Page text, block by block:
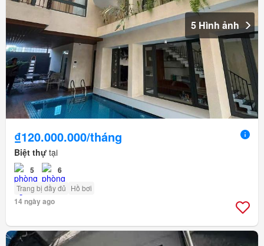
5 Hình ảnh
₫120.000.000/tháng
Biệt thự tại
5 6
Trang bị đầy đủ Hồ bơi
14 ngày ago